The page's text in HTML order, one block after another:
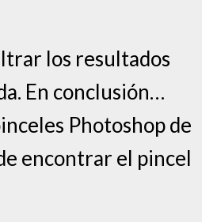
los resultados
En conclusión…
Photoshop de
encontrar el pincel